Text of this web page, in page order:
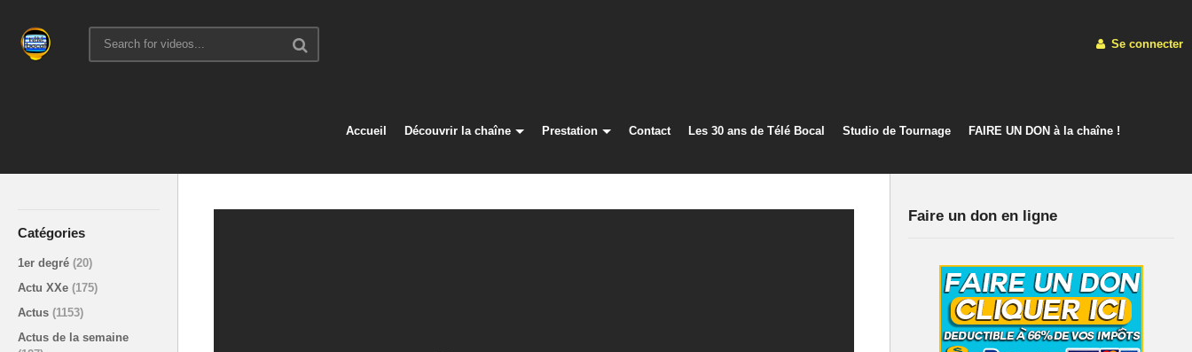
Se connecter
Accueil Découvrir la chaîne Prestation Contact Les 30 ans de Télé Bocal Studio de Tournage FAIRE UN DON à la chaîne !
Catégories
1er degré (20)
Actu XXe (175)
Actus (1153)
Actus de la semaine
Faire un don en ligne